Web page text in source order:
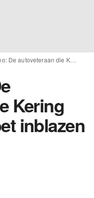
Luca de Meo: De autoveteraan die Kering nieuw leven moet inblazen
Kering
inblazen